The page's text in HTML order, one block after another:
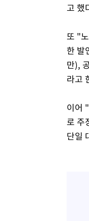
고 했
또 "
한 발
만),
라고
이어
로 주
단일